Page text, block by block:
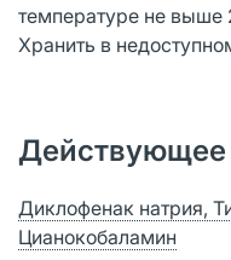
температуре не выше
Хранить в
Действующее
Диклофенак натрия,
Цианокобаламин